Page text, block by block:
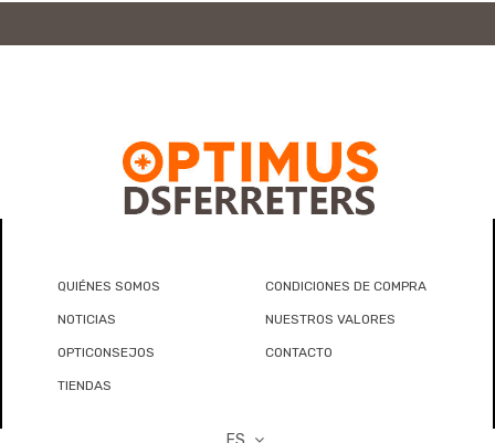
QUIÉNES SOMOS CONDICIONES DE COMPRA
NOTICIAS NUESTROS VALORES
OPTICONSEJOS CONTACTO
TIENDAS